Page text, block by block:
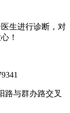
生进行诊断，对
！
路与群办路交叉